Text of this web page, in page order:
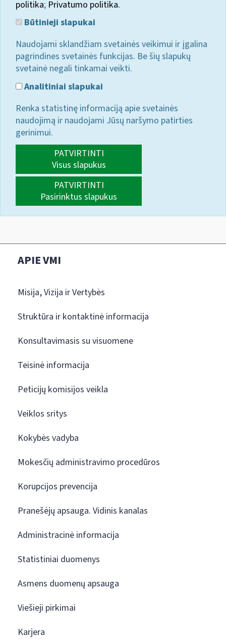
politika; Privatumo politika.
Būtinieji slapukai
Naudojami sklandžiam svetainės veikimui ir įgalina
pagrindines svetainės funkcijas. Be šių slapukų
svetainė negali tinkamai veikti.
Analitiniai slapukai
Renka statistinę informaciją apie svetainės
naudojimą ir naudojami Jūsų naršymo patirties
gerinimui.
PATVIRTINTI
Visus slapukus
PATVIRTINTI
Pasirinktus slapukus
APIE VMI
Misija, Vizija ir Vertybės
Struktūra ir kontaktinė informacija
Konsultavimasis su visuomene
Teisinė informacija
Peticijų komisijos veikla
Veiklos sritys
Kokybės vadyba
Mokesčių administravimo procedūros
Korupcijos prevencija
Pranešėjų apsauga. Vidinis kanalas
Administracinė informacija
Statistiniai duomenys
Asmens duomenų apsauga
Viešieji pirkimai
Karjera